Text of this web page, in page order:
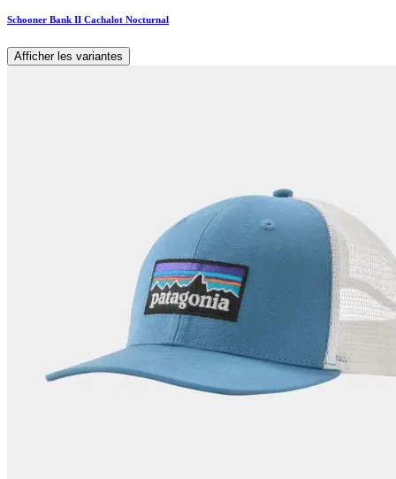
Schooner Bank II Cachalot Nocturnal
Afficher les variantes